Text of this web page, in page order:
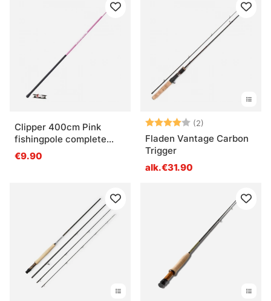
Clipper 400cm Pink
fishingpole complete
with line
€9.90
Arvio: (2)
Fladen Vantage Carbon
Trigger
alk.€31.90